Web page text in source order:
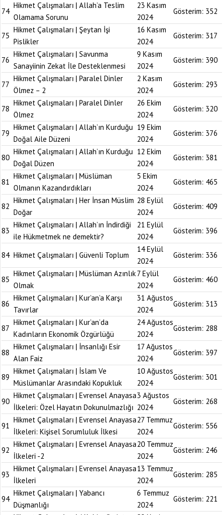
74
Hikmet Çalışmaları | Allah’a Teslim
Olamama Sorunu
23 Kasım
2024
Gösterim: 352
75
Hikmet Çalışmaları | Şeytan İşi
Pislikler
16 Kasım
2024
Gösterim: 317
76
Hikmet Çalışmaları | Savunma
Sanayiinin Zekat İle Desteklenmesi
9 Kasım
2024
Gösterim: 390
77
Hikmet Çalışmaları | Paralel Dinler
Ölmez – 2
2 Kasım
2024
Gösterim: 293
78
Hikmet Çalışmaları | Paralel Dinler
Ölmez
26 Ekim
2024
Gösterim: 320
79
Hikmet Çalışmaları | Allah’ın Kurduğu
Doğal Aile Düzeni
19 Ekim
2024
Gösterim: 376
80
Hikmet Çalışmaları | Allah’ın Kurduğu
Doğal Düzen
12 Ekim
2024
Gösterim: 381
81
Hikmet Çalışmaları | Müslüman
Olmanın Kazandırdıkları
5 Ekim
2024
Gösterim: 465
82
Hikmet Çalışmaları | Her İnsan Müslim
Doğar
28 Eylül
2024
Gösterim: 409
83
Hikmet Çalışmaları | Allah’ın İndirdiği
ile Hükmetmek ne demektir?
21 Eylül
2024
Gösterim: 396
84 Hikmet Çalışmaları | Güvenli Toplum
14 Eylül
2024
Gösterim: 336
85
Hikmet Çalışmaları | Müslüman Azınlık
Olmak
7 Eylül
2024
Gösterim: 460
86
Hikmet Çalışmaları | Kur’an’a Karşı
Tavırlar
31 Ağustos
2024
Gösterim: 313
87
Hikmet Çalışmaları | Kur’an’da
Kadınların Ekonomik Özgürlüğü
24 Ağustos
2024
Gösterim: 288
88
Hikmet Çalışmaları | İnsanlığı Esir
Alan Faiz
17 Ağustos
2024
Gösterim: 397
89
Hikmet Çalışmaları | İslam Ve
Müslümanlar Arasındaki Kopukluk
10 Ağustos
2024
Gösterim: 301
90
Hikmet Çalışmaları | Evrensel Anayasa
İlkeleri: Özel Hayatın Dokunulmazlığı
3 Ağustos
2024
Gösterim: 268
91
Hikmet Çalışmaları | Evrensel Anayasa
İlkeleri: Kişisel Sorumluluk İlkesi
27 Temmuz
2024
Gösterim: 556
92
Hikmet Çalışmaları | Evrensel Anayasa
İlkeleri -2
20 Temmuz
2024
Gösterim: 246
93
Hikmet Çalışmaları | Evrensel Anayasa
İlkeleri
13 Temmuz
2024
Gösterim: 285
94
Hikmet Çalışmaları | Yabancı
Düşmanlığı
6 Temmuz
2024
Gösterim: 221